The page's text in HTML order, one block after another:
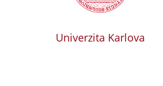
Univerzita Karlova